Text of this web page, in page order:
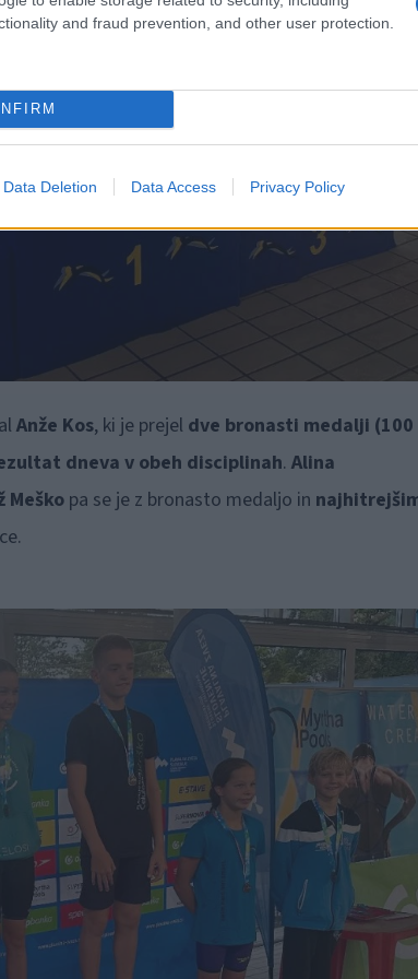
and fraud prevention, and other user protection.
Data Deletion Data Access Privacy Policy
Anže Kos, ki je prejel dve bronasti medalji (100
dneva v obeh disciplinah. Alina
Meškopa se je z bronasto medaljo in